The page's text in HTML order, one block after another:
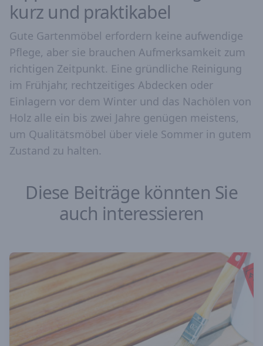
kurz und praktikabel
Gute Gartenmöbel erfordern keine aufwendige
Pflege, aber sie brauchen Aufmerksamkeit zum
richtigen Zeitpunkt. Eine gründliche Reinigung
im Frühjahr, rechtzeitiges Abdecken oder
Einlagern vor dem Winter und das Nachölen von
Holz alle ein bis zwei Jahre genügen meistens,
um Qualitätsmöbel über viele Sommer in gutem
Zustand zu halten.
Diese Beiträge könnten Sie
auch interessieren